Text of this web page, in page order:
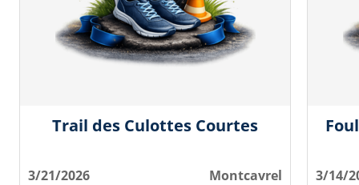
Trail des Culottes Courtes
3/21/2026 Montcavrel 3/14/